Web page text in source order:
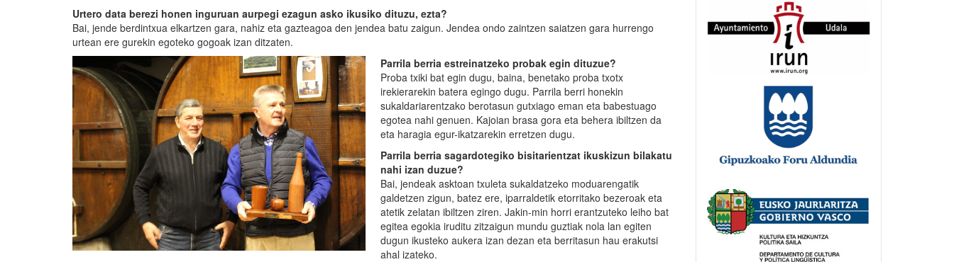
Urtero data berezi honen inguruan aurpegi ezagun asko ikusiko dituzu, ezta?
Bai, jende berdintxua elkartzen gara, nahiz eta gazteagoa den jendea batu zaigun. Jendea ondo zaintzen saiatzen gara hurrengo
urtean ere gurekin egoteko gogoak izan ditzaten.
Parrila berria estreinatzeko probak egin dituzue?
Proba txiki bat egin dugu, baina, benetako proba txotx
irekierarekin batera egingo dugu. Parrila berri honekin
sukaldariarentzako berotasun gutxiago eman eta babestuago
egotea nahi genuen. Kajoian brasa gora eta behera ibiltzen da
eta haragia egur-ikatzarekin erretzen dugu.
Parrila berria sagardotegiko bisitarientzat ikuskizun bilakatu
nahi izan duzue?
Bai, jendeak asktoan txuleta sukaldatzeko moduarengatik
galdetzen zigun, batez ere, iparraldetik etorritako bezeroak eta
atetik zelatan ibiltzen ziren. Jakin-min horri erantzuteko leiho bat
egitea egokia iruditu zitzaigun mundu guztiak nola lan egiten
dugun ikusteko aukera izan dezan eta berritasun hau erakutsi
ahal izateko.